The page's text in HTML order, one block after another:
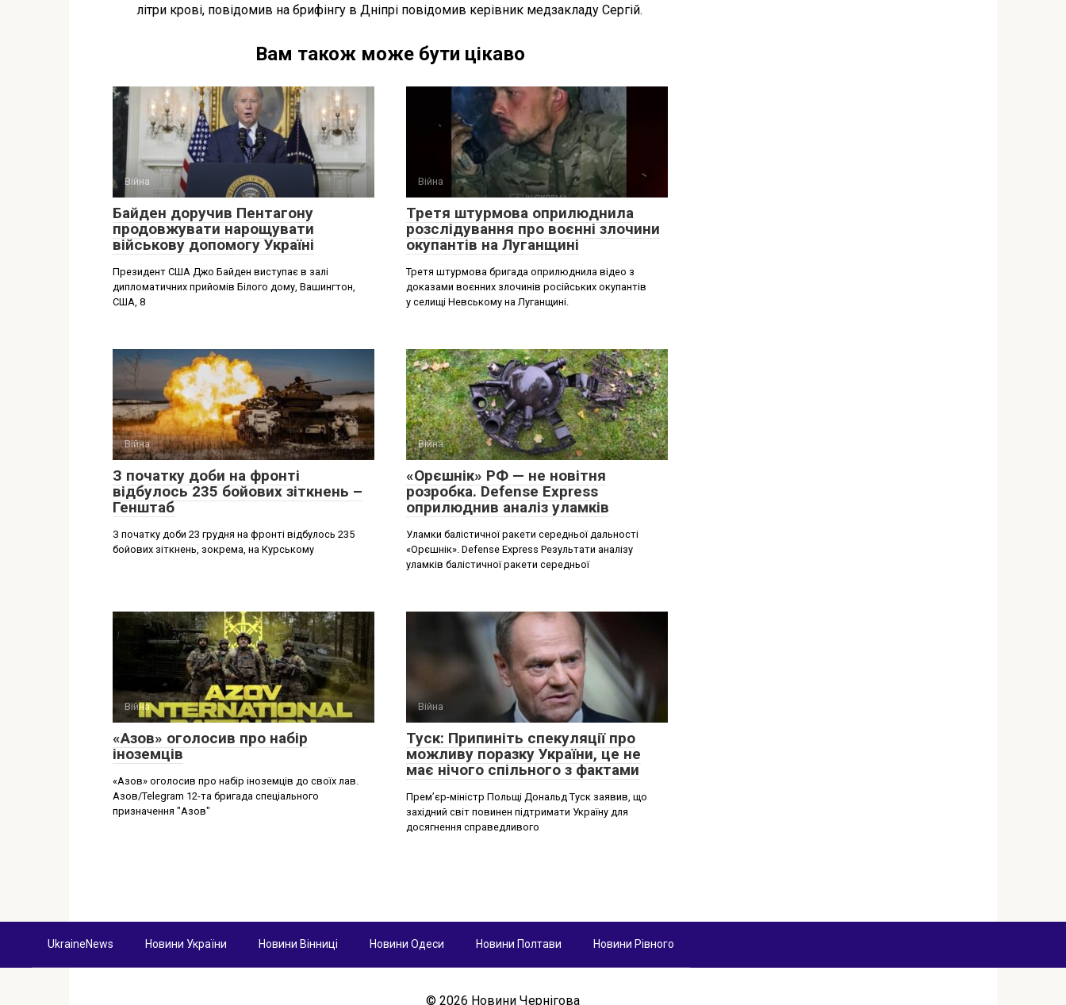
літри крові, повідомив на брифінгу в Дніпрі повідомив керівник медзакладу Сергій.
Вам також може бути цікаво
Війна
Байден доручив Пентагону
продовжувати нарощувати
військову допомогу Україні
Президент США Джо Байден виступає в залі
дипломатичних прийомів Білого дому, Вашингтон,
США, 8
Війна
Третя штурмова оприлюднила
розслідування про воєнні злочини
окупантів на Луганщині
Третя штурмова бригада оприлюднила відео з
доказами воєнних злочинів російських окупантів
у селищі Невському на Луганщині.
Війна
З початку доби на фронті
відбулось 235 бойових зіткнень –
Генштаб
З початку доби 23 грудня на фронті відбулось 235
бойових зіткнень, зокрема, на Курському
Війна
«Орєшнік» РФ — не новітня
розробка. Defense Express
оприлюднив аналіз уламків
Уламки балістичної ракети середньої дальності
«Орєшнік». Defense Express Результати аналізу
уламків балістичної ракети середньої
Війна
«Азов» оголосив про набір
іноземців
«Азов» оголосив про набір іноземців до своїх лав.
Азов/Telegram 12-та бригада спеціального
призначення "Азов"
Війна
Туск: Припиніть спекуляції про
можливу поразку України, це не
має нічого спільного з фактами
Премʼєр-міністр Польщі Дональд Туск заявив, що
західний світ повинен підтримати Україну для
досягнення справедливого
UkraineNews Новини України Новини Вінниці Новини Одеси Новини Полтави Новини Рівного
© 2026 Новини Чернігова